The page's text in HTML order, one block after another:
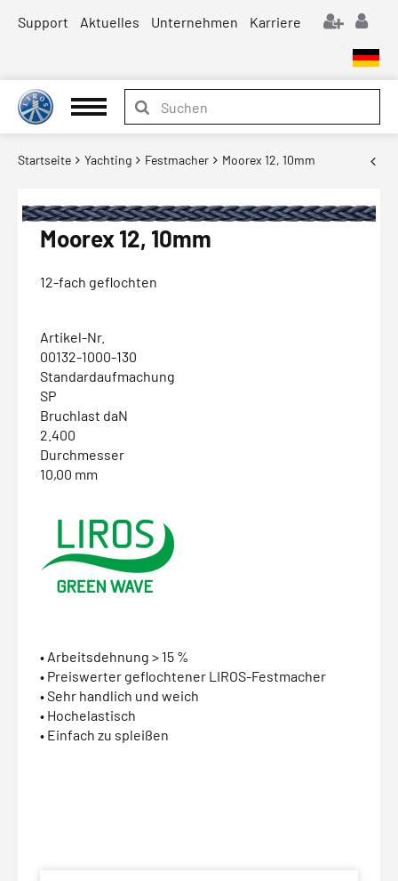
Support Aktuelles Unternehmen Karriere
Startseite Yachting Festmacher Moorex 12, 10mm
Moorex 12, 10mm
12-fach geflochten
Artikel-Nr.
00132-1000-130
Standardaufmachung
SP
Bruchlast daN
2.400
Durchmesser
10,00 mm
• Arbeitsdehnung > 15 %
• Preiswerter geflochtener LIROS-Festmacher
• Sehr handlich und weich
• Hochelastisch
• Einfach zu spleißen